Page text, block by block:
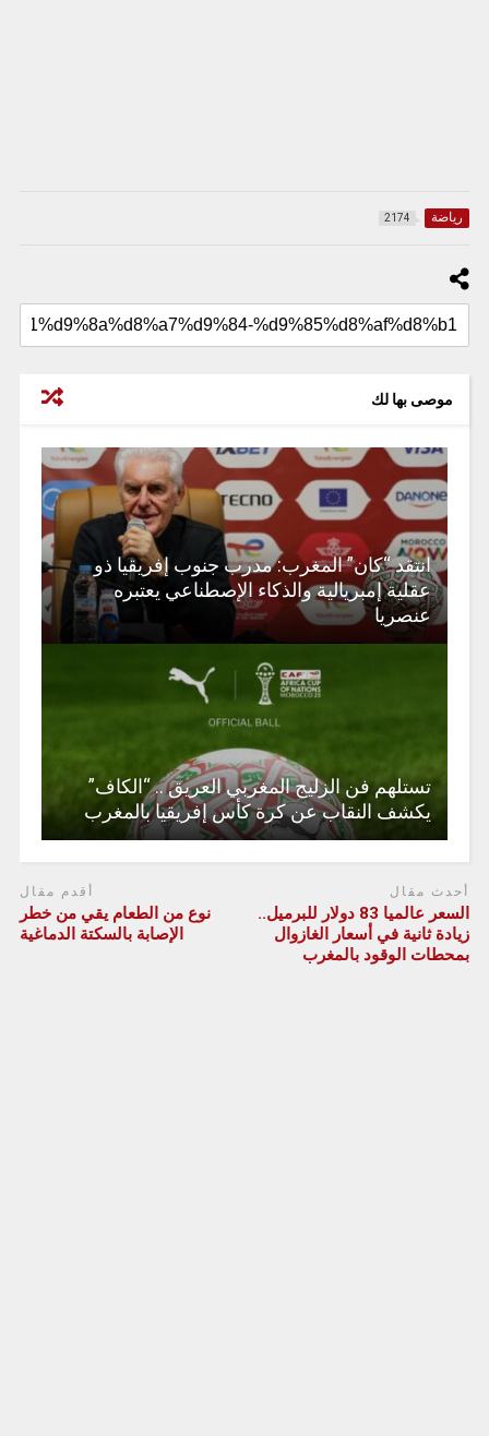
رياضة 2174
موصى بها لك
انتقد “كان” المغرب: مدرب جنوب إفريقيا ذو
عقلية إمبريالية والذكاء الإصطناعي يعتبره
عنصريا
تستلهم فن الزليج المغربي العريق .. “الكاف”
يكشف النقاب عن كرة كأس إفريقيا بالمغرب
أحدث مقال
السعر عالميا 83 دولار للبرميل..
زيادة ثانية في أسعار الغازوال
بمحطات الوقود بالمغرب
أقدم مقال
نوع من الطعام يقي من خطر
الإصابة بالسكتة الدماغية